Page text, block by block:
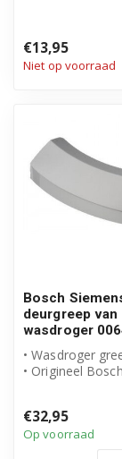
€13,95
Niet op voorraad
Bosch
deurgreep van
wasdroger
• Wasdroger
• Origineel
€32,95
Op voorraad